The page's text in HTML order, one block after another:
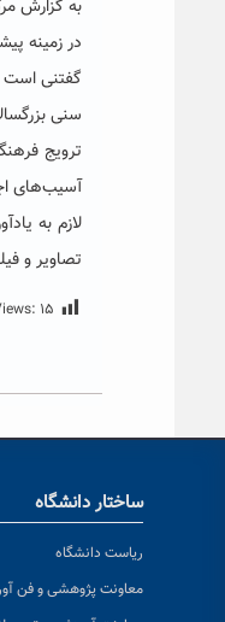
به گزارش
در زمینه
سنی
ترویج
آسیب‌های
لازم به
تصاویر و
۱۵
ساختار دانشگاه
ریاست دانشگاه
معاونت پژوهشی و فن